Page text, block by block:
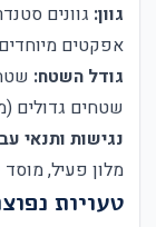
גוון: גוונים
אפקטים
גודל השטח:
שטחים גדולים (מעל 20 מ"ר) זולים
נגישות ותנאי
מלון פעיל,
טעויות